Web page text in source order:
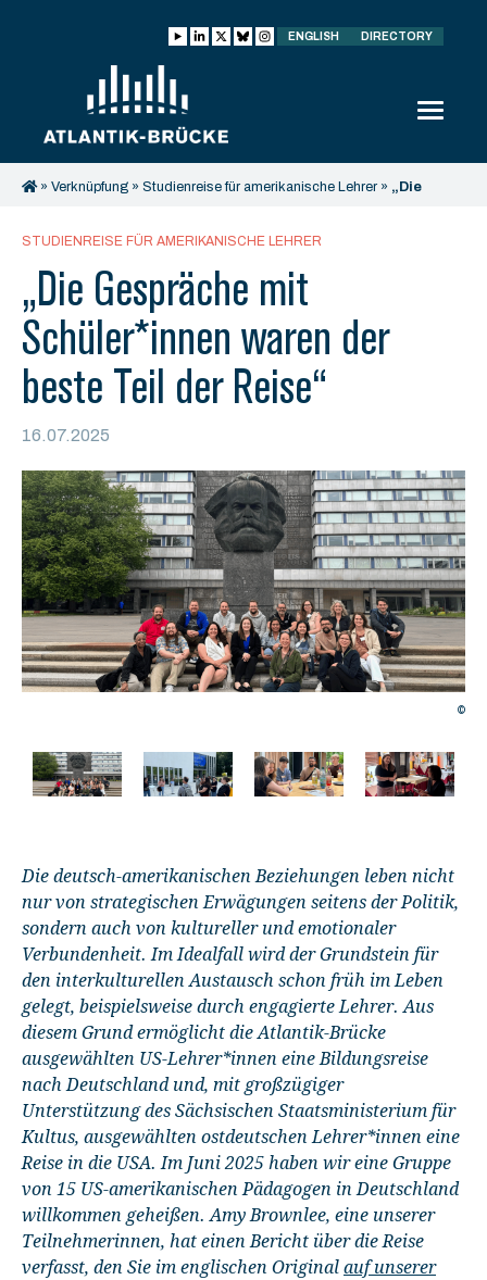
ENGLISH DIRECTORY
» Verknüpfung » Studienreise für amerikanische Lehrer » „Die
STUDIENREISE FÜR AMERIKANISCHE LEHRER
„Die Gespräche mit
Schüler*innen waren der
beste Teil der Reise“
16.07.2025
©
Die deutsch-amerikanischen Beziehungen leben nicht
nur von strategischen Erwägungen seitens der Politik,
sondern auch von kultureller und emotionaler
Verbundenheit. Im Idealfall wird der Grundstein für
den interkulturellen Austausch schon früh im Leben
gelegt, beispielsweise durch engagierte Lehrer. Aus
diesem Grund ermöglicht die Atlantik-Brücke
ausgewählten US-Lehrer*innen eine Bildungsreise
nach Deutschland und, mit großzügiger
Unterstützung des Sächsischen Staatsministerium für
Kultus, ausgewählten ostdeutschen Lehrer*innen eine
Reise in die USA. Im Juni 2025 haben wir eine Gruppe
von 15 US-amerikanischen Pädagogen in Deutschland
willkommen geheißen.Amy Brownlee, eine unserer
Teilnehmerinnen, hat einen Bericht über die Reise
verfasst, den Sie im englischen Original auf unserer